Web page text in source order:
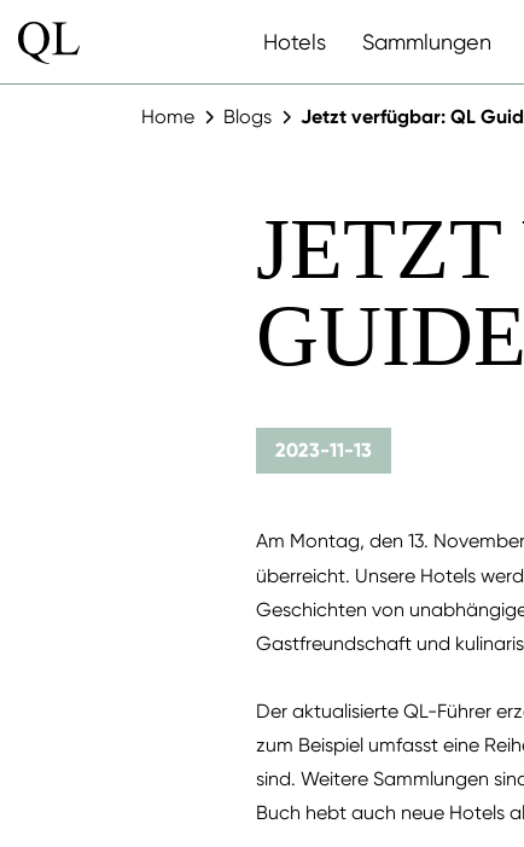
Hotels Sammlungen
Home Blogs Jetzt verfügbar: QL
2023-11-13
Am Montag, den 13.
überreicht. Unsere Hotels
Geschichten von
Gastfreundschaft und
Der aktualisierte QL-Führer
zum Beispiel umfasst eine
sind. Weitere Sammlungen
Buch hebt auch neue Hotels